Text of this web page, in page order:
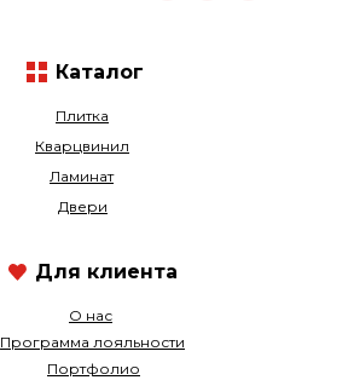
Плитка
Кварцвинил
О нас
Ламинат
Программа лояльности
Двери
Портфолио
Каталог
Для клиента